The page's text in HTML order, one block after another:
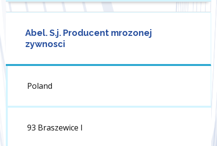
Abel. S.j. Producent mrozonej
zywnosci
Poland
93 Braszewice I